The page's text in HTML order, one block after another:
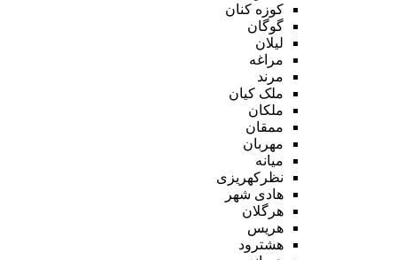
کوزه کنان
گوگان
لیلان
مراغه
مرند
ملک کیان
ملکان
ممقان
مهربان
میانه
نظرکهریزی
هادی شهر
هرگلان
هریس
هشترود